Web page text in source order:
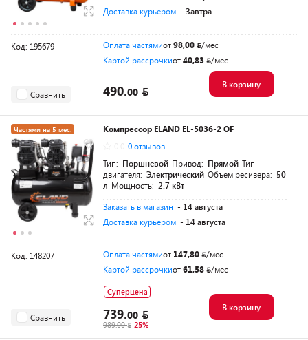
Доставка курьером - Завтра
Код: 195679 Оплата частямиот98,00
/мес
Картой рассрочкиот40,83 /мес
Сравнить 490.00
В корзину
Частями на 5 мес.
Компрессор ELAND EL-5036-2 OF
0 отзывов
Тип: Поршневой Привод: Прямой Тип
двигателя: Электрический Объем ресивера: 50
л Мощность: 2.7 кВт
Заказать в магазин - 14 августа
Доставка курьером - 14 августа
Код: 148207 Оплата частямиот 147,80
/мес
Картой рассрочкиот61,58 /мес
Сравнить
Суперцена
739.00
989.00 -25%
В корзину